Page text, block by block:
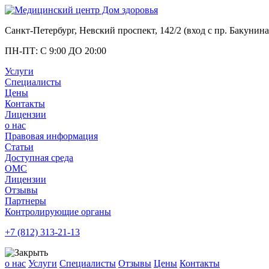
Санкт-Петербург, Невский проспект, 142/2 (вход с пр.
ПН-ПТ: С 9:00 ДО 20:00
Услуги
Специалисты
Цены
Контакты
Лицензии
о нас
Правовая информация
Статьи
Доступная среда
ОМС
Лицензии
Отзывы
Партнеры
Контролирующие органы
+7 (812) 313-21-13
о нас Услуги Специалисты Отзывы Цены Контакты